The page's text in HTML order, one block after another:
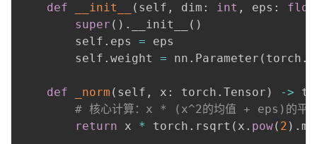
def
__init__ ( self , dim : int , eps :
super ( ) . __init__ ( )
        self
. eps = eps
        self
. weight = nn . Parameter ( torch .
def _norm ( self , x : torch . Tensor ) ->
# 核心计算：x * (x^2的均值 + eps)的平方
return x * torch . rsqrt ( x . pow( 2 ) .